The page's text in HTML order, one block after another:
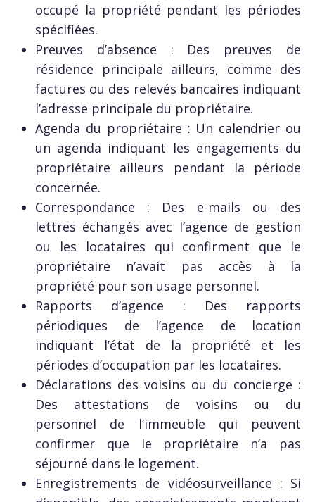
occupé la propriété pendant les périodes
spécifiées.
Preuves d’absence : Des preuves de
résidence principale ailleurs, comme des
factures ou des relevés bancaires indiquant
l’adresse principale du propriétaire.
Agenda du propriétaire : Un calendrier ou
un agenda indiquant les engagements du
propriétaire ailleurs pendant la période
concernée.
Correspondance : Des e-mails ou des
lettres échangés avec l’agence de gestion
ou les locataires qui confirment que le
propriétaire n’avait pas accès à la
propriété pour son usage personnel.
Rapports d’agence : Des rapports
périodiques de l’agence de location
indiquant l’état de la propriété et les
périodes d’occupation par les locataires.
Déclarations des voisins ou du concierge :
Des attestations de voisins ou du
personnel de l’immeuble qui peuvent
confirmer que le propriétaire n’a pas
séjourné dans le logement.
Enregistrements de vidéosurveillance : Si